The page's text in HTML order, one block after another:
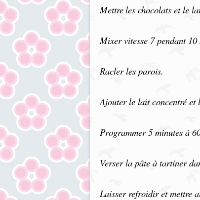
Mettreles chocolats et le
Mixer vitesse 7 pendant 10
Racler les parois.
Ajouter le lait concentré et
Programmer 5 minutes à
Verser la pâte à tartiner
Laisser refroidir et mettre